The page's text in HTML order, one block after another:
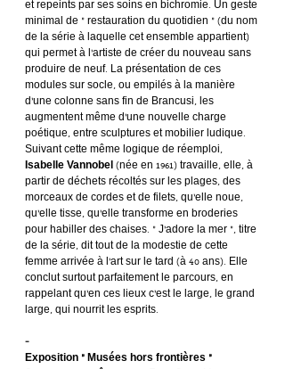
et repeints par ses soins en bichromie. Un geste
minimal de « restauration du quotidien » (du nom
de la série à laquelle cet ensemble appartient)
qui permet à l’artiste de créer du nouveau sans
produire de neuf. La présentation de ces
modules sur socle, ou empilés à la manière
d’une colonne sans fin de Brancusi, les
augmentent même d’une nouvelle charge
poétique, entre sculptures et mobilier ludique.
Suivant cette même logique de réemploi,
Isabelle Vannobel (née en 1961) travaille, elle, à
partir de déchets récoltés sur les plages, des
morceaux de cordes et de filets, qu’elle noue,
qu’elle tisse, qu’elle transforme en broderies
pour habiller des chaises. « J’adore la mer », titre
de la série, dit tout de la modestie de cette
femme arrivée à l’art sur le tard (à 40 ans). Elle
conclut surtout parfaitement le parcours, en
rappelant qu’en ces lieux c’est le large, le grand
large, qui nourrit les esprits.
-
Exposition « Musées hors frontières »